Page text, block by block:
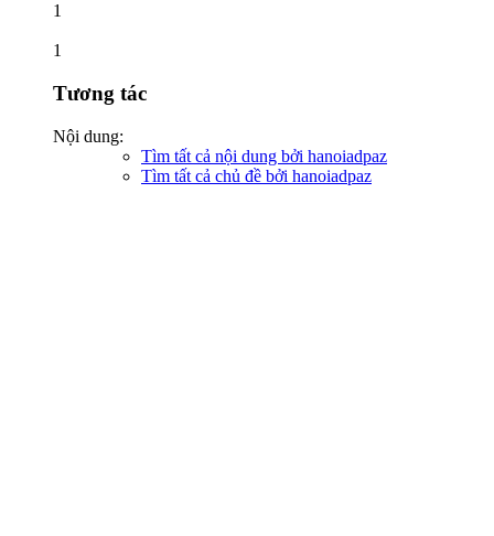
1
1
Tương tác
Nội dung:
Tìm tất cả nội dung bởi hanoiadpaz
Tìm tất cả chủ đề bởi hanoiadpaz